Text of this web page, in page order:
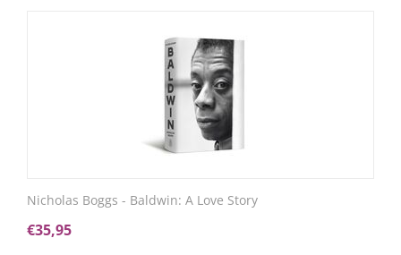
Nicholas Boggs - Baldwin: A Love Story
€35,95